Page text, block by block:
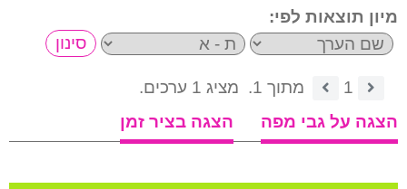
מיון תוצאות לפי:
1 מתוך 1.
מציג 1 ערכים.
הצגה על גבי מפה
הצגה בציר זמן